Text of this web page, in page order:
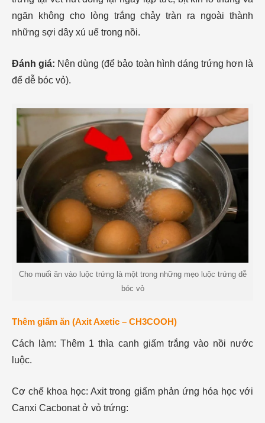
ngăn không cho lòng trắng chảy tràn ra ngoài thành
những sợi dây xú uế trong nồi.
Đánh giá: Nên dùng (để bảo toàn hình dáng trứng hơn là
để dễ bóc vỏ).
Cho muối ăn vào luộc trứng là một trong những mẹo luộc trứng dễ
bóc vỏ
Thêm giấm ăn (Axit Axetic – CH3​COOH)
Cách làm: Thêm 1 thìa canh giấm trắng vào nồi nước
luộc.
Cơ chế khoa học: Axit trong giấm phản ứng hóa học với
Canxi Cacbonat ở vỏ trứng: